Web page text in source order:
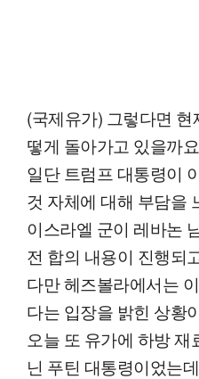
(국제유가) 그렇다면
떻게 돌아가고 있을까
일단 트럼프 대통령이
것 자체에 대해 부담을
이스라엘 군이 레바논
전 합의 내용이 진행되
다만 헤즈볼라에서는
다는 입장을 밝힌 상황
오늘 또 유가에 하방
닌 푸틴 대통령이었는